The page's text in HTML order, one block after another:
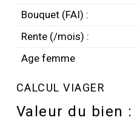
Bouquet (FAI) :
Rente (/mois) :
Age femme
CALCUL VIAGER
Valeur du bien :